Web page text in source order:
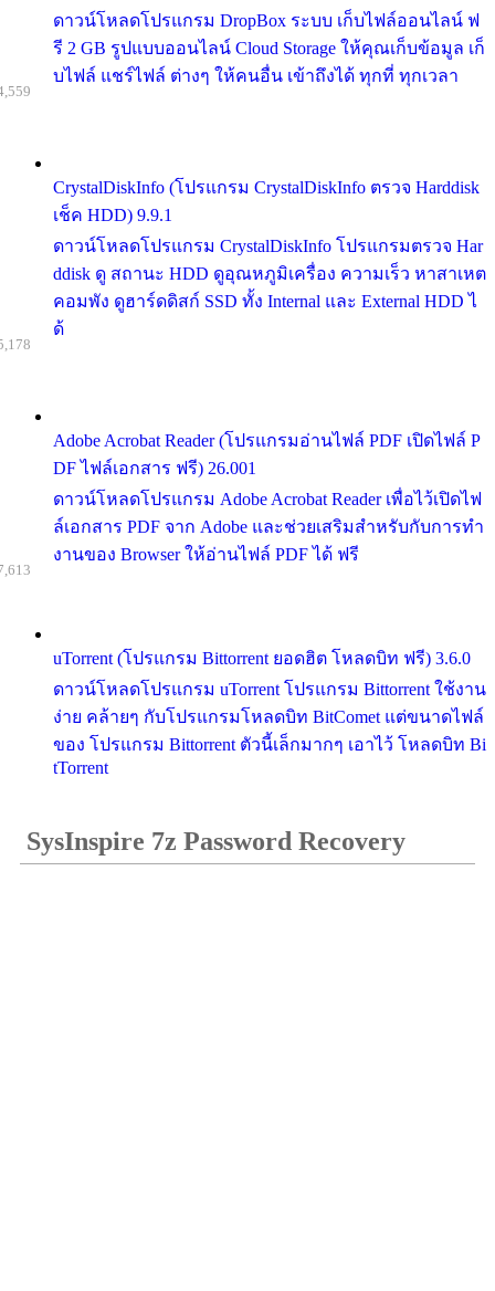
ดาวน์โหลดโปรแกรม DropBox ระบบ เก็บไฟล์ออนไลน์ ฟ
รี 2 GB รูปแบบออนไลน์ Cloud Storage ให้คุณเก็บข้อมูล เก็
บไฟล์ แชร์ไฟล์ ต่างๆ ให้คนอื่น เข้าถึงได้ ทุกที่ ทุกเวลา
CrystalDiskInfo (โปรแกรม CrystalDiskInfo ตรวจ Harddisk
เช็ค HDD) 9.9.1
ดาวน์โหลดโปรแกรม CrystalDiskInfo โปรแกรมตรวจ Har
ddisk ดู สถานะ HDD ดูอุณหภูมิเครื่อง ความเร็ว หาสาเหต
คอมพัง ดูฮาร์ดดิสก์ SSD ทั้ง Internal และ External HDD ไ
ด้
Adobe Acrobat Reader (โปรแกรมอ่านไฟล์ PDF เปิดไฟล์ P
DF ไฟล์เอกสาร ฟรี) 26.001
ดาวน์โหลดโปรแกรม Adobe Acrobat Reader เพื่อไว้เปิดไฟ
ล์เอกสาร PDF จาก Adobe และช่วยเสริมสำหรับกับการทำ
งานของ Browser ให้อ่านไฟล์ PDF ได้ ฟรี
uTorrent (โปรแกรม Bittorrent ยอดฮิต โหลดบิท ฟรี) 3.6.0
ดาวน์โหลดโปรแกรม uTorrent โปรแกรม Bittorrent ใช้งาน
ง่าย คล้ายๆ กับโปรแกรมโหลดบิท BitComet แต่ขนาดไฟล์
ของ โปรแกรม Bittorrent ตัวนี้เล็กมากๆ เอาไว้ โหลดบิท Bi
tTorrent
SysInspire 7z Password Recovery